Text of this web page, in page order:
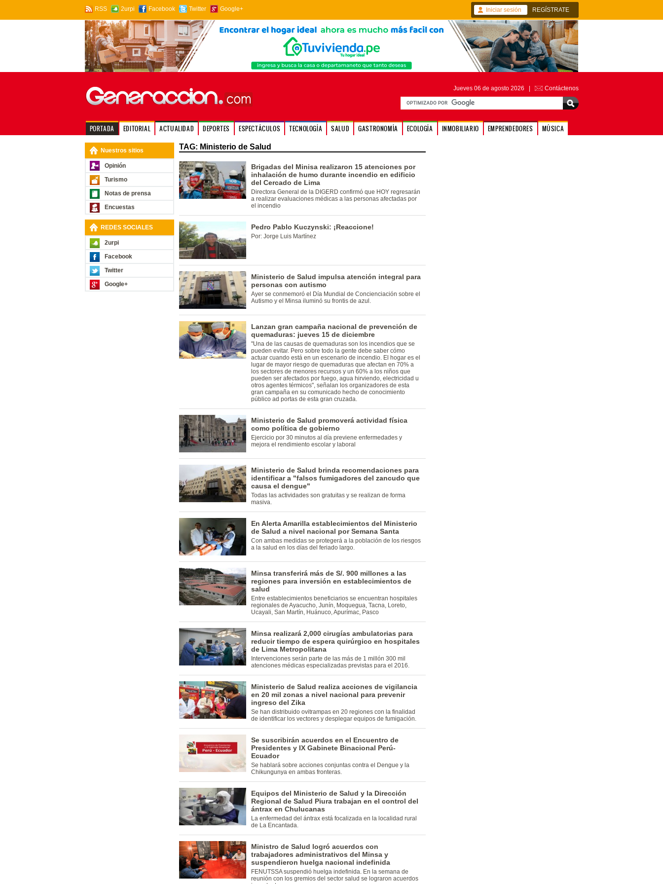
RSS 2urpi Facebook Twitter Google+ Iniciar sesión REGÍSTRATE
Jueves 06 de agosto 2026 | Contáctenos
PORTADA EDITORIAL ACTUALIDAD DEPORTES ESPECTÁCULOS TECNOLOGÍA SALUD GASTRONOMÍA ECOLOGÍA INMOBILIARIO EMPRENDEDORES MÚSICA
Nuestros sitios
Opinión
Turismo
Notas de prensa
Encuestas
REDES SOCIALES
2urpi
Facebook
Twitter
Google+
TAG: Ministerio de Salud
Brigadas del Minisa realizaron 15 atenciones por
inhalación de humo durante incendio en edificio
del Cercado de Lima
Directora General de la DIGERD confirmó que HOY regresarán
a realizar evaluaciones médicas a las personas afectadas por
el incendio
Pedro Pablo Kuczynski: ¡Reaccione!
Por: Jorge Luis Martínez
Ministerio de Salud impulsa atención integral para
personas con autismo
Ayer se conmemoró el Día Mundial de Concienciación sobre el
Autismo y el Minsa iluminó su frontis de azul.
Lanzan gran campaña nacional de prevención de
quemaduras: jueves 15 de diciembre
"Una de las causas de quemaduras son los incendios que se
pueden evitar. Pero sobre todo la gente debe saber cómo
actuar cuando está en un escenario de incendio. El hogar es el
lugar de mayor riesgo de quemaduras que afectan en 70% a
los sectores de menores recursos y un 60% a los niños que
pueden ser afectados por fuego, agua hirviendo, electricidad u
otros agentes térmicos", señalan los organizadores de esta
gran campaña en su comunicado hecho de conocimiento
público ad portas de esta gran cruzada.
Ministerio de Salud promoverá actividad física
como política de gobierno
Ejercicio por 30 minutos al día previene enfermedades y
mejora el rendimiento escolar y laboral
Ministerio de Salud brinda recomendaciones para
identificar a "falsos fumigadores del zancudo que
causa el dengue"
Todas las actividades son gratuitas y se realizan de forma
masiva.
En Alerta Amarilla establecimientos del Ministerio
de Salud a nivel nacional por Semana Santa
Con ambas medidas se protegerá a la población de los riesgos
a la salud en los días del feriado largo.
Minsa transferirá más de S/. 900 millones a las
regiones para inversión en establecimientos de
salud
Entre establecimientos beneficiarios se encuentran hospitales
regionales de Ayacucho, Junín, Moquegua, Tacna, Loreto,
Ucayali, San Martín, Huánuco, Apurímac, Pasco
Minsa realizará 2,000 cirugías ambulatorias para
reducir tiempo de espera quirúrgico en hospitales
de Lima Metropolitana
Intervenciones serán parte de las más de 1 millón 300 mil
atenciones médicas especializadas previstas para el 2016.
Ministerio de Salud realiza acciones de vigilancia
en 20 mil zonas a nivel nacional para prevenir
ingreso del Zika
Se han distribuido ovitrampas en 20 regiones con la finalidad
de identificar los vectores y desplegar equipos de fumigación.
Se suscribirán acuerdos en el Encuentro de
Presidentes y IX Gabinete Binacional Perú-
Ecuador
Se hablará sobre acciones conjuntas contra el Dengue y la
Chikungunya en ambas fronteras.
Equipos del Ministerio de Salud y la Dirección
Regional de Salud Piura trabajan en el control del
ántrax en Chulucanas
La enfermedad del ántrax está focalizada en la localidad rural
de La Encantada.
Ministro de Salud logró acuerdos con
trabajadores administrativos del Minsa y
suspendieron huelga nacional indefinida
FENUTSSA suspendió huelga indefinida. En la semana de
reunión con los gremios del sector salud se lograron acuerdos